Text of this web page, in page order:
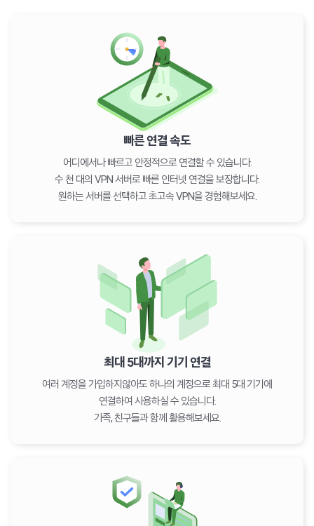
빠른 연결 속도
어디에서나 빠르고 안정적으로 연결할 수 있습니다.
수 천 대의 VPN 서버로 빠른 인터넷 연결을 보장합니다.
원하는 서버를 선택하고 초고속 VPN을 경험해보세요.
최대 5대까지 기기 연결
여러 계정을 가입하지않아도 하나의 계정으로 최대 5대 기기에
연결하여 사용하실 수 있습니다.
가족, 친구들과 함께 활용해보세요.